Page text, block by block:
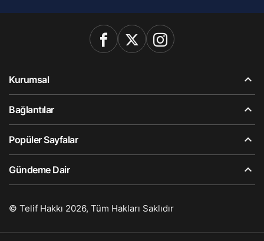
Kurumsal
Bağlantılar
Popüler Sayfalar
Gündeme Dair
© Telif Hakkı 2026, Tüm Hakları Saklıdır